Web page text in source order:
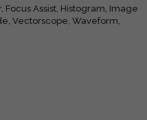
Assist, Histogram, Image
Vectorscope, Waveform,